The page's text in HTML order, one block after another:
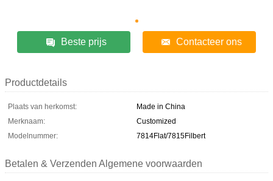
Beste prijs Contacteer ons
Productdetails
Plaats van herkomst:
Made in China
Merknaam:
Customized
Modelnummer:
7814Flat/7815Filbert
Betalen & Verzenden Algemene voorwaarden